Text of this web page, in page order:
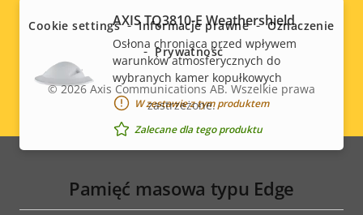
AXIS TQ3810-E Weathershield
Osłona chroniąca przed wpływem
warunków atmosferycznych do
wybranych kamer kopułkowych
W zestawie z tym produktem
Zalecane dla tego produktu
Pamięć masowa typu Edge
menu
menu
© 2026 Axis Communications AB. Wszelkie prawa
zastrzeżone.
Cookie settings Informacje prawne
Oznaczenie
Prywatność